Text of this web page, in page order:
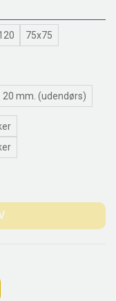
75x75
20 mm. (udendørs)